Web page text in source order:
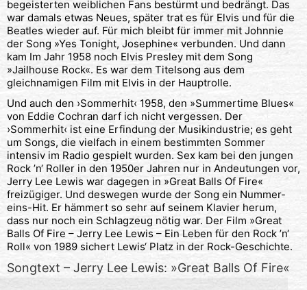
begeisterten weiblichen Fans bestürmt und bedrängt. Das
war damals etwas Neues, später trat es für Elvis und für die
Beatles wieder auf. Für mich bleibt für immer mit Johnnie
der Song »Yes Tonight, Josephine« verbunden. Und dann
kam Im Jahr 1958 noch Elvis Presley mit dem Song
»Jailhouse Rock«. Es war dem Titelsong aus dem
gleichnamigen Film mit Elvis in der Hauptrolle.
Und auch den ›Sommerhit‹ 1958, den »Summertime Blues«
von Eddie Cochran darf ich nicht vergessen. Der
›Sommerhit‹ ist eine Erfindung der Musikindustrie; es geht
um Songs, die vielfach in einem bestimmten Sommer
intensiv im Radio gespielt wurden. Sex kam bei den jungen
Rock ’n‘ Roller in den 1950er Jahren nur in Andeutungen vor,
Jerry Lee Lewis war dagegen in »Great Balls Of Fire«
freizügiger. Und deswegen wurde der Song ein Nummer-
eins-Hit. Er hämmert so sehr auf seinem Klavier herum,
dass nur noch ein Schlagzeug nötig war. Der Film »Great
Balls Of Fire – Jerry Lee Lewis – Ein Leben für den Rock ’n‘
Roll« von 1989 sichert Lewis‘ Platz in der Rock-Geschichte.
Songtext – Jerry Lee Lewis: »Great Balls Of Fire«